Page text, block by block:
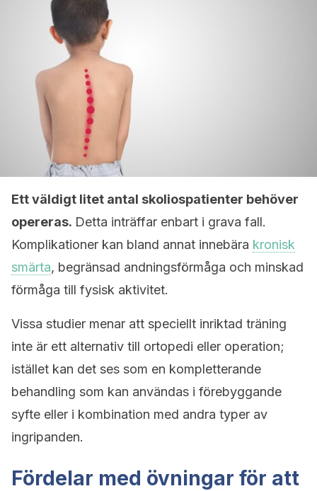
Ett väldigt litet antal skoliospatienter behöver
opereras. Detta inträffar enbart i grava fall.
Komplikationer kan bland annat innebära kronisk
smärta, begränsad andningsförmåga och minskad
förmåga till fysisk aktivitet.
Vissa studier menar att speciellt inriktad träning
inte är ett alternativ till ortopedi eller operation;
istället kan det ses som en kompletterande
behandling som kan användas i förebyggande
syfte eller i kombination med andra typer av
ingripanden.
Fördelar med övningar för att